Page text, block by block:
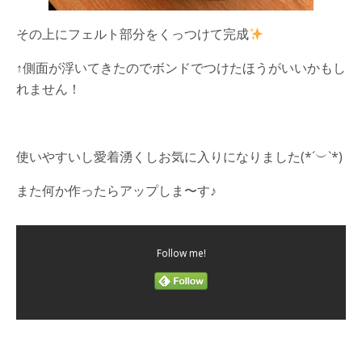
その上にフェルト部分をくっつけて完成
↑側面が浮いてきたのでボンドでつけたほうがいいかもし
れません！
使いやすいし愛着湧くしお気に入りになりました(*´︶`*)
また何か作ったらアップしま〜す♪
Follow me!